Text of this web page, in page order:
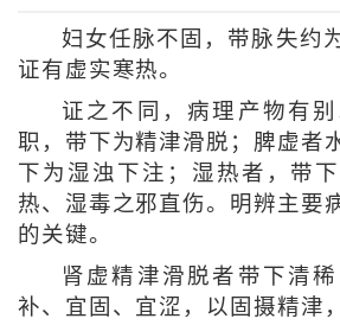
妇女任脉不固，带脉失约
证有虚实寒热。
证之不同，病理产物有
职，带下为精津滑脱；脾虚者
下为湿浊下注；湿热者，带
热、湿毒之邪直伤。明辨主要
的关键。
肾虚精津滑脱者带下清
补、宜固、宜涩，以固摄精津